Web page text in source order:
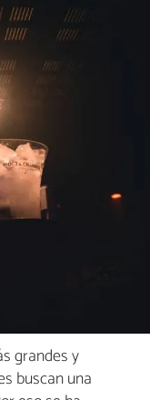
grandes y
buscan una